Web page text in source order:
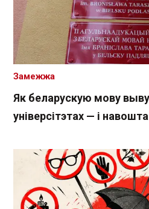
Як беларускую мову
універсітэтах — і
Замежжа